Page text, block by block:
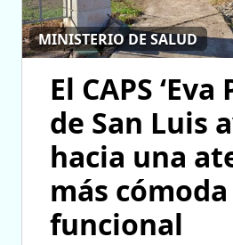
MINISTERIO DE SALUD
El CAPS ‘Eva
de San Luis
hacia una
más
funcional